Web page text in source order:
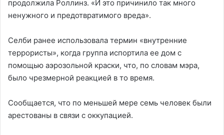
продолжила Роллинз. «И это причинило так много
ненужного и предотвратимого вреда».
Селби ранее использовала термин «внутренние
террористы», когда группа испортила ее дом с
помощью аэрозольной краски, что, по словам мэра,
было чрезмерной реакцией в то время.
Сообщается, что по меньшей мере семь человек были
арестованы в связи с оккупацией.